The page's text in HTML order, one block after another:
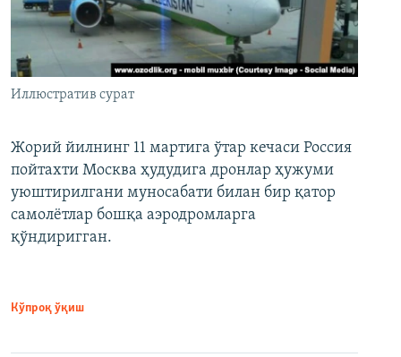
Иллюстратив сурат
Жорий йилнинг 11 мартига ўтар кечаси Россия
пойтахти Москва ҳудудига дронлар ҳужуми
уюштирилгани муносабати билан бир қатор
самолётлар бошқа аэродромларга
қўндиригган.
Кўпроқ ўқиш